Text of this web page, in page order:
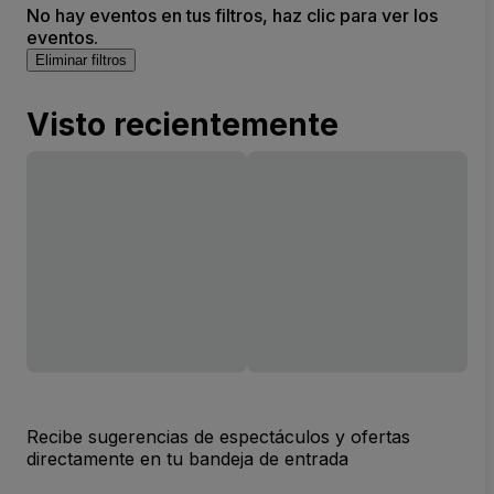
No hay eventos en tus filtros, haz clic para ver los
eventos.
Eliminar filtros
Visto recientemente
Recibe sugerencias de espectáculos y ofertas
directamente en tu bandeja de entrada